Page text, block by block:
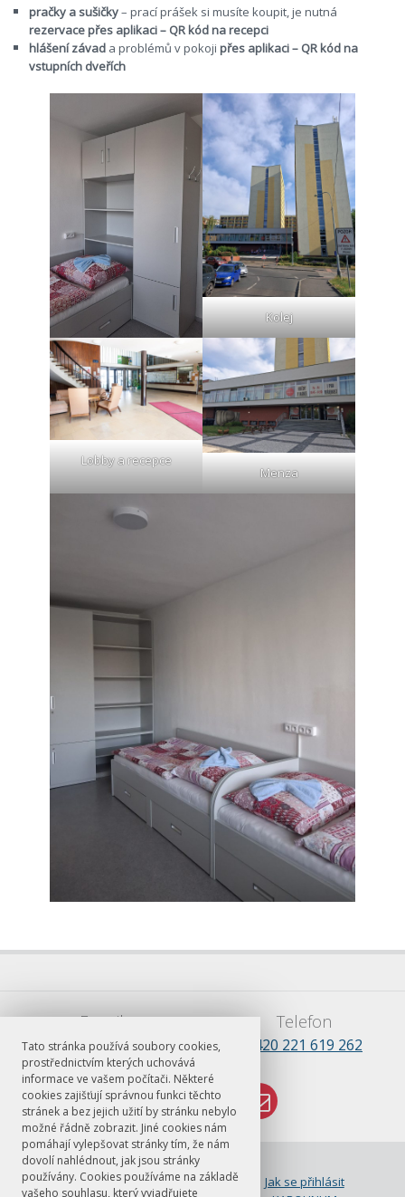
Tato stránka používá soubory cookies,
prostřednictvím kterých uchovává
informace ve vašem počítači. Některé
cookies zajišťují správnou funkci těchto
stránek a bez jejich užití by stránku nebylo
možné řádně zobrazit. Jiné cookies nám
pomáhají vylepšovat stránky tím, že nám
dovolí nahlédnout, jak jsou stránky
používány. Cookies používáme na základě
vašeho souhlasu, který vyjadřujete
pračky a sušičky– prací prášek si musíte koupit, je nutná
rezervace přes aplikaci – QR kód na recepci
hlášení závad a problémů v pokoji přes aplikaci – QR kód na
vstupních dveřích
Kolej
Lobby a recepce
Menza
E-mail
lsss.praha@ff.cuni.cz
Telefon
+420 221 619 262
© FF UK 2026
ČJ jako cizí jazyk na FF UK
Jak se přihlásit